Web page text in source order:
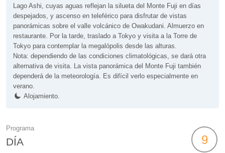
Lago Ashi, cuyas aguas reflejan la silueta del Monte Fuji en días
despejados, y ascenso en teleférico para disfrutar de vistas
panorámicas sobre el valle volcánico de Owakudani. Almuerzo en
restaurante. Por la tarde, traslado a Tokyo y visita a la Torre de
Tokyo para contemplar la megalópolis desde las alturas.
Nota: dependiendo de las condiciones climatológicas, se dará otra
alternativa de visita. La vista panorámica del Monte Fuji también
dependerá de la meteorología. Es difícil verlo especialmente en
verano.
Alojamiento.
Programa
DÍA 9